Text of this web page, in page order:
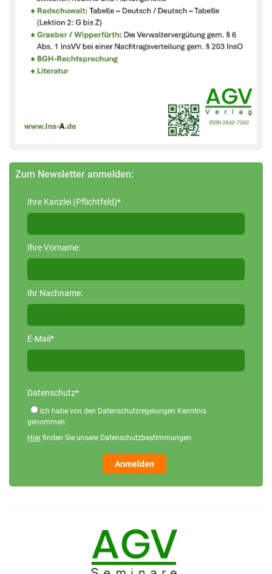
Zum Newsletter anmelden:
Ihre Kanzlei (Pflichtfeld)*
Ihre Vorname:
Ihr Nachname:
E-Mail*
Datenschutz*
Ich habe von den Datenschutzregelungen Kenntnis
genommen.
Hier finden Sie unsere Datenschutzbestimmungen.
Anmelden